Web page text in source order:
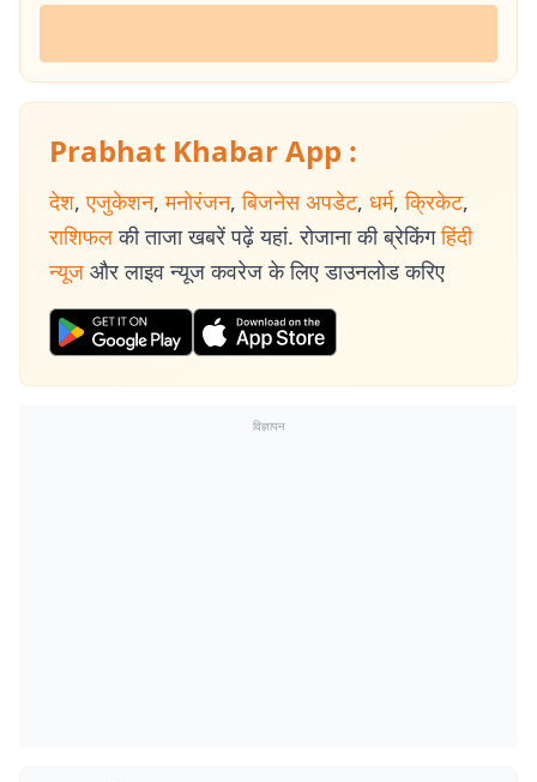
Prabhat Khabar App :
देश, एजुकेशन, मनोरंजन, बिजनेस अपडेट, धर्म, क्रिकेट,
राशिफल की ताजा खबरें पढ़ें यहां. रोजाना की ब्रेकिंग हिंदी
न्यूज और लाइव न्यूज कवरेज के लिए डाउनलोड करिए
विज्ञापन